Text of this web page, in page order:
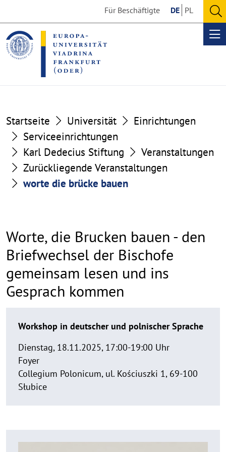
the
content
section
the
footer
section
Für Beschäftigte DE PL
Startseite Universität
Einrichtungen
Serviceeinrichtungen
Karl Dedecius Stiftung
Veranstaltungen
Zurückliegende Veranstaltungen
worte die brücke bauen
Worte, die Brucken bauen - den
Briefwechsel der Bi­schofe
gemeinsam lesen und ins
Gesprach kommen
Brucken
bauen
den
der
Workshop in deutscher und polnischer Sprache
Dienstag, 18.11.2025, 17:00-19:00 Uhr
Foyer
Collegium Polonicum, ul. Kościuszki 1, 69-100
Słubice